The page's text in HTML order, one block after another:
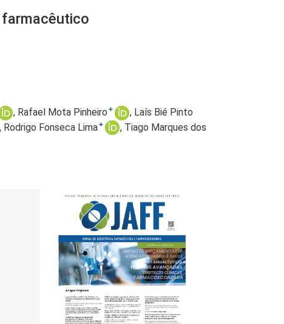
Rafael Mota Pinheiro +
Laís Bié Pinto
Rodrigo Fonseca Lima+
Tiago Marques dos